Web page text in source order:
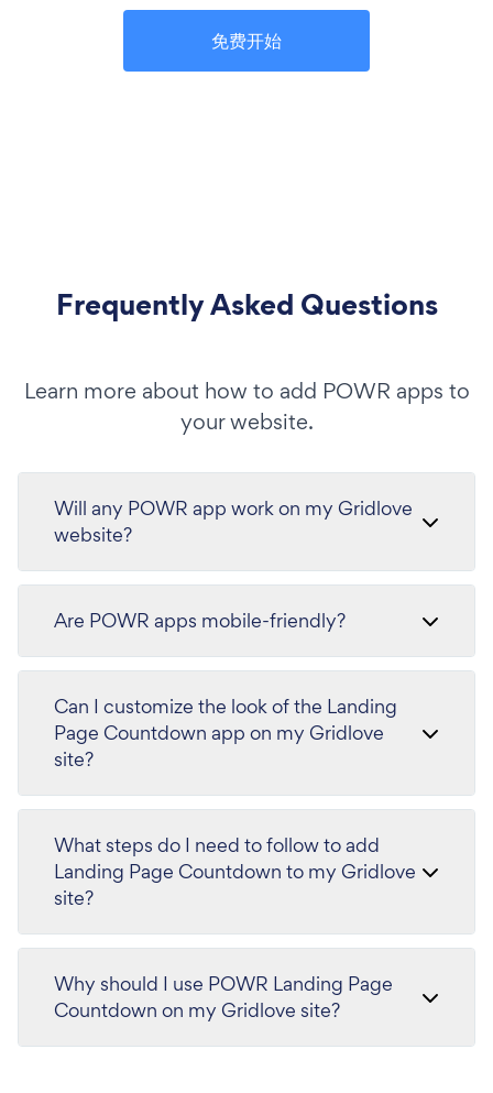
免费开始
Frequently Asked Questions
Learn more about how to add POWR apps to
your website.
Will any POWR app work on my Gridlove
website?
Are POWR apps mobile-friendly?
Can I customize the look of the Landing
Page Countdown app on my Gridlove
site?
What steps do I need to follow to add
Landing Page Countdown to my Gridlove
site?
Why should I use POWR Landing Page
Countdown on my Gridlove site?